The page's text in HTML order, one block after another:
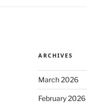
ARCHIVES
March 2026
February 2026